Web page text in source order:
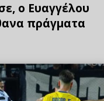
ο Ευαγγέλου
πράγματα